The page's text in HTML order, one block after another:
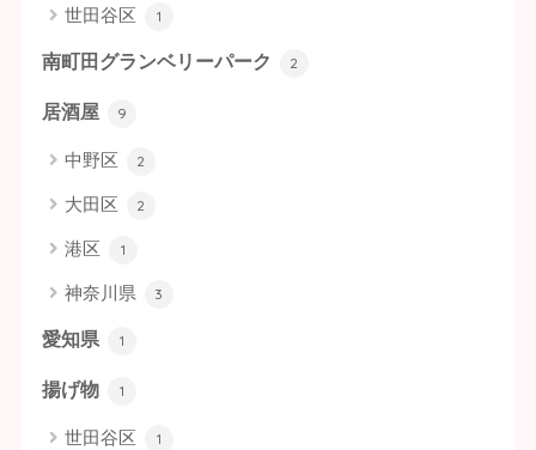
世田谷区 1
南町田グランベリーパーク 2
居酒屋 9
中野区 2
大田区 2
港区 1
神奈川県 3
愛知県 1
揚げ物 1
世田谷区 1